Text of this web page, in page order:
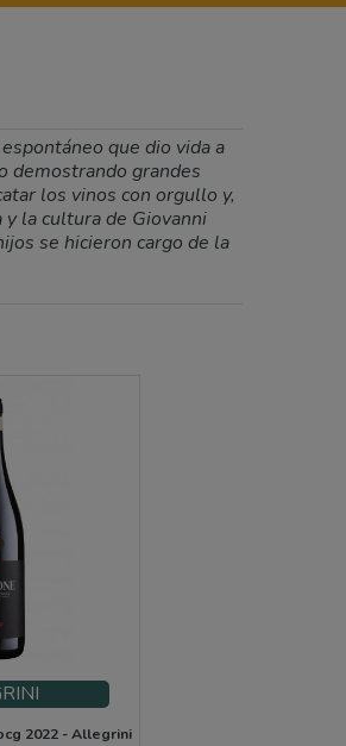
que dio vida a
demostrando grandes
los vinos con orgullo y,
y la cultura de Giovanni
se hicieron cargo de la
2022 - Allegrini